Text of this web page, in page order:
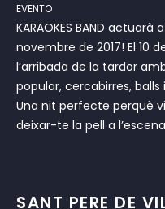
EVENTO
KARAOKES BAND
novembre de 2017! El 10
l’arribada de la tardor
popular, cercabirres,
Una nit perfecte perquè
deixar-te la pell a
SANT PERE DE